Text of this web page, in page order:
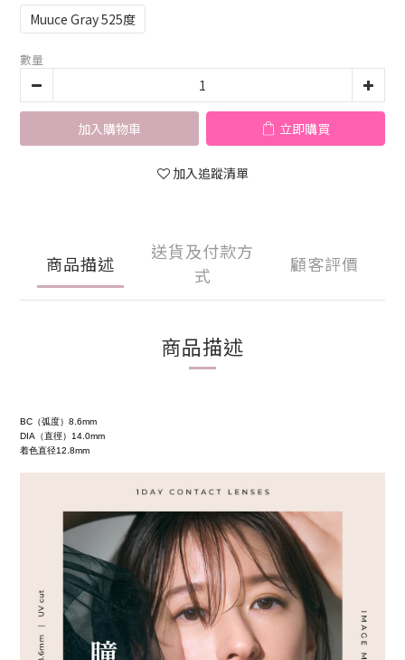
Muuce Gray 525度
數量
加入購物車 立即購買
加入追蹤清單
商品描述
送貨及付款方
式
顧客評價
商品描述
BC（弧度） 8.6mm
DIA（直徑） 14.0mm
着色直径12.8mm